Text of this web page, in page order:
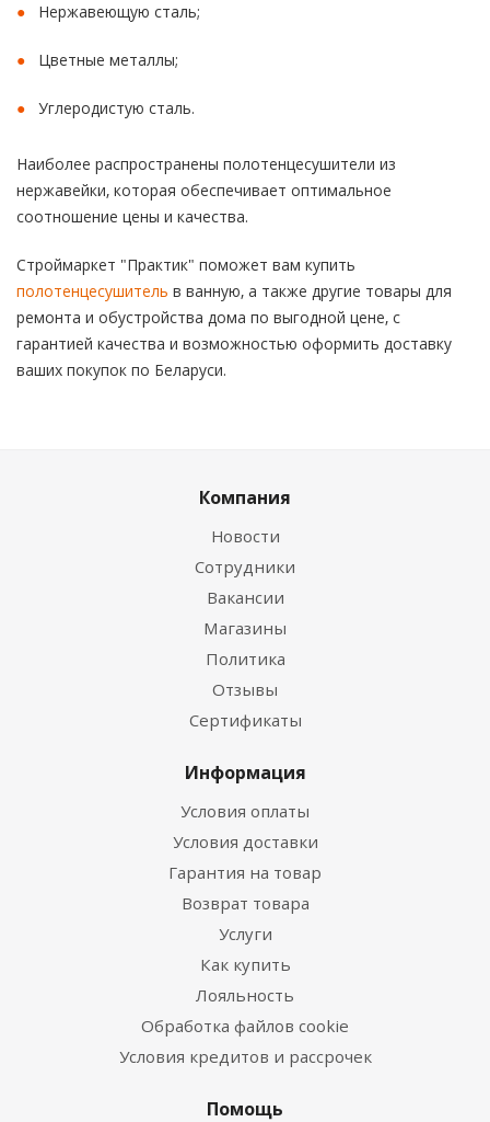
Нержавеющую сталь;
Цветные металлы;
Углеродистую сталь.
Наиболее распространены полотенцесушители из
нержавейки, которая обеспечивает оптимальное
соотношение цены и качества.
Строймаркет "Практик" поможет вам купить
полотенцесушитель в ванную, а также другие товары для
ремонта и обустройства дома по выгодной цене, с
гарантией качества и возможностью оформить доставку
ваших покупок по Беларуси.
Компания
Новости
Сотрудники
Вакансии
Магазины
Политика
Отзывы
Сертификаты
Информация
Условия оплаты
Условия доставки
Гарантия на товар
Возврат товара
Услуги
Как купить
Лояльность
Обработка файлов cookie
Условия кредитов и рассрочек
Помощь